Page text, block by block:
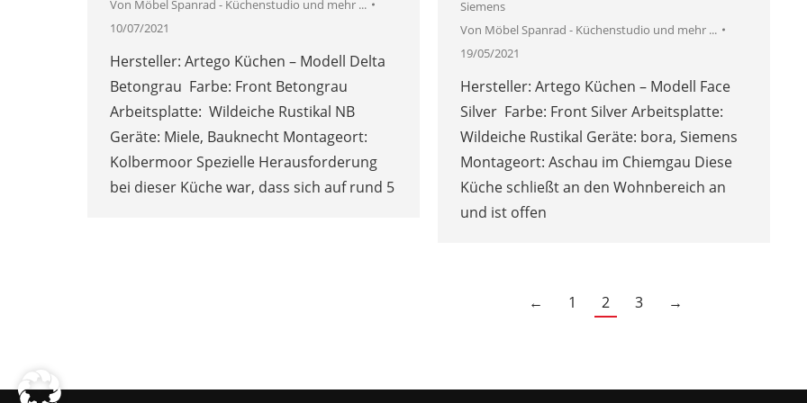
Von Möbel Spanrad - Küchenstudio und mehr ...
10/07/2021
Hersteller: Artego Küchen – Modell Delta
Betongrau Farbe: Front Betongrau
Arbeitsplatte: Wildeiche Rustikal NB
Geräte: Miele, Bauknecht Montageort:
Kolbermoor Spezielle Herausforderung
bei dieser Küche war, dass sich auf rund 5
Siemens
Von Möbel Spanrad - Küchenstudio und mehr ...
19/05/2021
Hersteller: Artego Küchen – Modell Face
Silver Farbe: Front Silver Arbeitsplatte:
Wildeiche Rustikal Geräte: bora, Siemens
Montageort: Aschau im Chiemgau Diese
Küche schließt an den Wohnbereich an
und ist offen
← 1 2 3 →